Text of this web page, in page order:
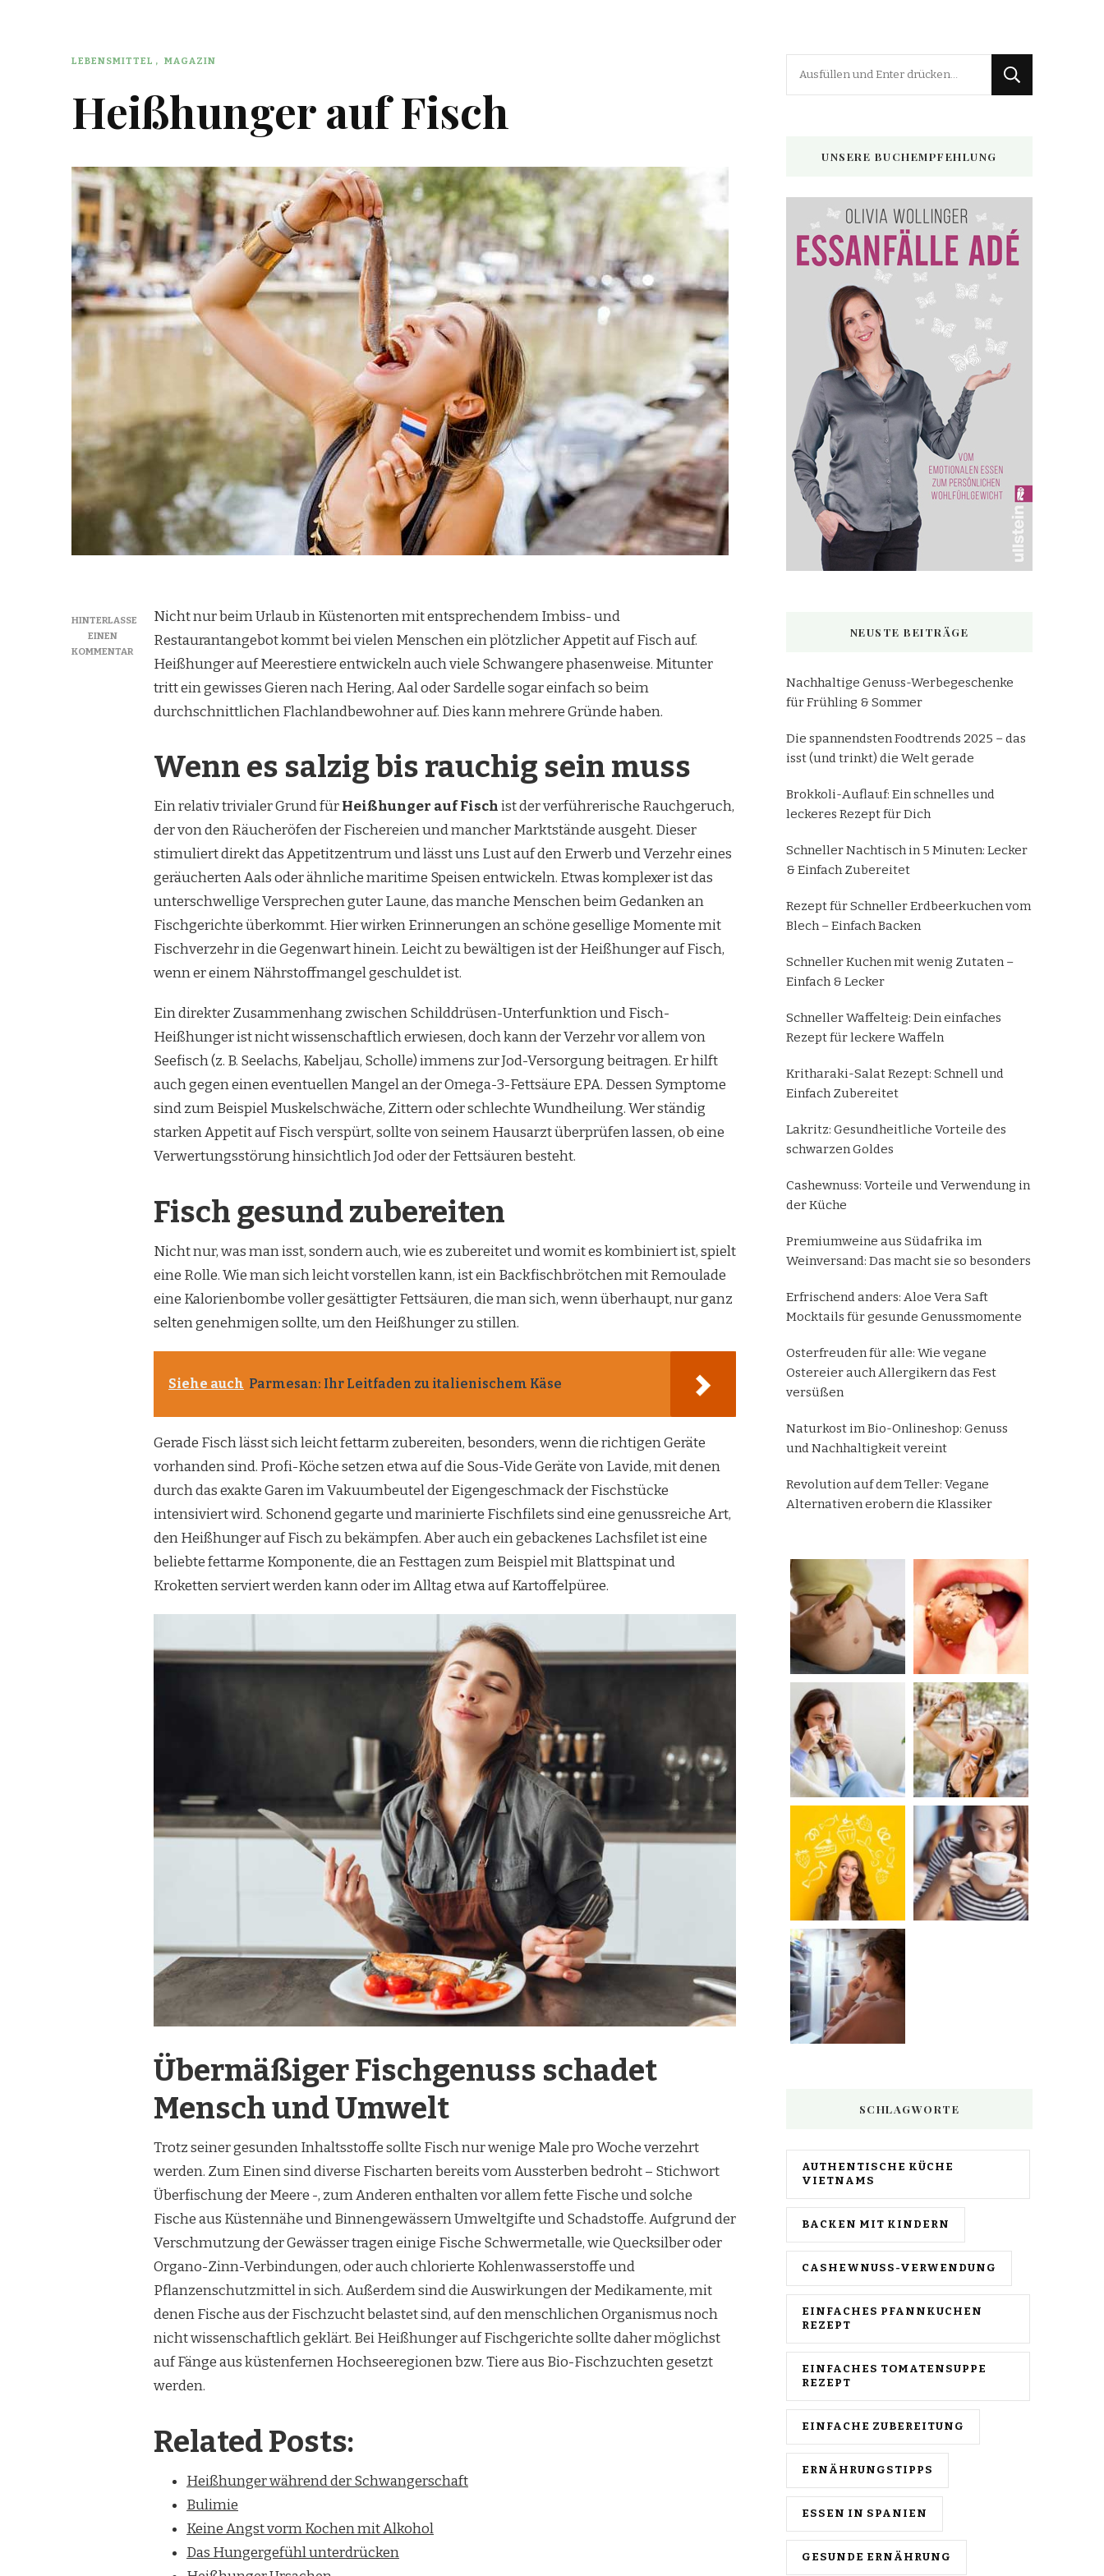
LEBENSMITTEL MAGAZIN
Heißhunger auf Fisch
HINTERLASSE
EINEN
KOMMENTARZU
HEISSHUNGER A
Nicht nur beim Urlaub in Küstenorten mit entsprechendem Imbiss- und
Restaurantangebot kommt bei vielen Menschen ein plötzlicher Appetit auf Fisch auf.
Heißhunger auf Meerestiere entwickeln auch viele Schwangere phasenweise. Mitunter
tritt ein gewisses Gieren nach Hering, Aal oder Sardelle sogar einfach so beim
durchschnittlichen Flachlandbewohner auf. Dies kann mehrere Gründe haben.
Wenn es salzig bis rauchig sein muss
Ein relativ trivialer Grund fürHeißhunger auf Fischist der verführerische Rauchgeruch,
der von den Räucheröfen der Fischereien und mancher Marktstände ausgeht. Dieser
stimuliert direkt das Appetitzentrum und lässt uns Lust auf den Erwerb und Verzehr eines
geräucherten Aals oder ähnliche maritime Speisen entwickeln. Etwas komplexer ist das
unterschwellige Versprechen guter Laune, das manche Menschen beim Gedanken an
Fischgerichte überkommt. Hier wirken Erinnerungen an schöne gesellige Momente mit
Fischverzehr in die Gegenwart hinein. Leicht zu bewältigen ist der Heißhunger auf Fisch,
wenn er einem Nährstoffmangel geschuldet ist.
Ein direkter Zusammenhang zwischen Schilddrüsen-Unterfunktion und Fisch-
Heißhunger ist nicht wissenschaftlich erwiesen, doch kann der Verzehr vor allem von
Seefisch (z. B. Seelachs, Kabeljau, Scholle) immens zur Jod-Versorgung beitragen. Er hilft
auch gegen einen eventuellen Mangel an der Omega-3-Fettsäure EPA. Dessen Symptome
sind zum Beispiel Muskelschwäche, Zittern oder schlechte Wundheilung. Wer ständig
starken Appetit auf Fisch verspürt, sollte von seinem Hausarzt überprüfen lassen, ob eine
Verwertungsstörung hinsichtlich Jod oder der Fettsäuren besteht.
Fisch gesund zubereiten
Nicht nur, was man isst, sondern auch, wie es zubereitet und womit es kombiniert ist, spielt
eine Rolle. Wie man sich leicht vorstellen kann, ist ein Backfischbrötchen mit Remoulade
eine Kalorienbombe voller gesättigter Fettsäuren, die man sich, wenn überhaupt, nur ganz
selten genehmigen sollte, um den Heißhunger zu stillen.
Siehe auch Parmesan: Ihr Leitfaden zu italienischem Käse
Gerade Fisch lässt sich leicht fettarm zubereiten, besonders, wenn die richtigen Geräte
vorhanden sind. Profi-Köche setzen etwa auf die Sous-Vide Geräte von Lavide, mit denen
durch das exakte Garen im Vakuumbeutel der Eigengeschmack der Fischstücke
intensiviert wird. Schonend gegarte und marinierte Fischfilets sind eine genussreiche Art,
den Heißhunger auf Fisch zu bekämpfen. Aber auch ein gebackenes Lachsfilet ist eine
beliebte fettarme Komponente, die an Festtagen zum Beispiel mit Blattspinat und
Kroketten serviert werden kann oder im Alltag etwa auf Kartoffelpüree.
Übermäßiger Fischgenuss schadet
Mensch und Umwelt
Trotz seiner gesunden Inhaltsstoffe sollte Fisch nur wenige Male pro Woche verzehrt
werden. Zum Einen sind diverse Fischarten bereits vom Aussterben bedroht – Stichwort
Überfischung der Meere -, zum Anderen enthalten vor allem fette Fische und solche
Fische aus Küstennähe und Binnengewässern Umweltgifte und Schadstoffe. Aufgrund der
Verschmutzung der Gewässer tragen einige Fische Schwermetalle, wie Quecksilber oder
Organo-Zinn-Verbindungen, oder auch chlorierte Kohlenwasserstoffe und
Pflanzenschutzmittel in sich. Außerdem sind die Auswirkungen der Medikamente, mit
denen Fische aus der Fischzucht belastet sind, auf den menschlichen Organismus noch
nicht wissenschaftlich geklärt. Bei Heißhunger auf Fischgerichte sollte daher möglichst
auf Fänge aus küstenfernen Hochseeregionen bzw. Tiere aus Bio-Fischzuchten gesetzt
werden.
Related Posts:
Heißhunger während der Schwangerschaft
Bulimie
Keine Angst vorm Kochen mit Alkohol
Das Hungergefühl unterdrücken
UNSERE BUCHEMPFEHLUNG
NEUSTE BEITRÄGE
Nachhaltige Genuss-Werbegeschenke
für Frühling & Sommer
Die spannendsten Foodtrends 2025 – das
isst (und trinkt) die Welt gerade
Brokkoli-Auflauf: Ein schnelles und
leckeres Rezept für Dich
Schneller Nachtisch in 5 Minuten: Lecker
& Einfach Zubereitet
Rezept für Schneller Erdbeerkuchen vom
Blech – Einfach Backen
Schneller Kuchen mit wenig Zutaten –
Einfach & Lecker
Schneller Waffelteig: Dein einfaches
Rezept für leckere Waffeln
Kritharaki-Salat Rezept: Schnell und
Einfach Zubereitet
Lakritz: Gesundheitliche Vorteile des
schwarzen Goldes
Cashewnuss: Vorteile und Verwendung in
der Küche
Premiumweine aus Südafrika im
Weinversand: Das macht sie so besonders
Erfrischend anders: Aloe Vera Saft
Mocktails für gesunde Genussmomente
Osterfreuden für alle: Wie vegane
Ostereier auch Allergikern das Fest
versüßen
Naturkost im Bio-Onlineshop: Genuss
und Nachhaltigkeit vereint
Revolution auf dem Teller: Vegane
Alternativen erobern die Klassiker
SCHLAGWORTE
AUTHENTISCHE KÜCHE
VIETNAMS
BACKEN MIT KINDERN
CASHEWNUSS-VERWENDUNG
EINFACHES PFANNKUCHEN
REZEPT
EINFACHES TOMATENSUPPE
REZEPT
EINFACHE ZUBEREITUNG
ERNÄHRUNGSTIPPS
ESSEN IN SPANIEN
GESUNDE ERNÄHRUNG